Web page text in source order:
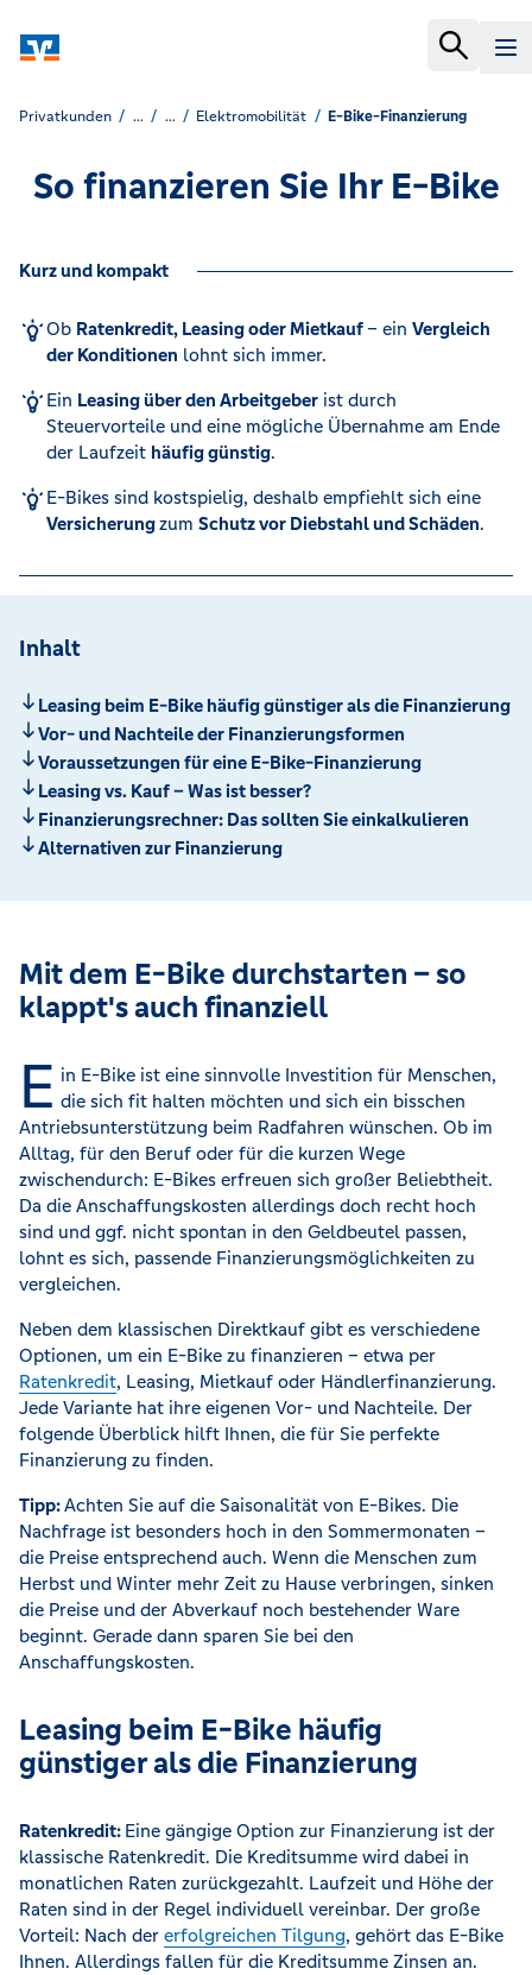
Privatkunden ... ... Elektromobilität E-Bike-Finanzierung
So finanzieren Sie Ihr E-Bike
Kurz und kompakt
Ob Ratenkredit, Leasing oder Mietkauf– ein Vergleich
der Konditionen lohnt sich immer.
Ein Leasing über den Arbeitgeberist durch
Steuervorteile und eine mögliche Übernahme am Ende
der Laufzeit häufig günstig.
E-Bikes sind kostspielig, deshalb empfiehlt sich eine
Versicherungzum Schutz vor Diebstahl und Schäden.
Inhalt
Leasing beim E-Bike häufig günstiger als die Finanzierung
Vor- und Nachteile der Finanzierungsformen
Voraussetzungen für eine E-Bike-Finanzierung
Leasing vs. Kauf – Was ist besser?
Finanzierungsrechner: Das sollten Sie einkalkulieren
Alternativen zur Finanzierung
Mit dem E-Bike durchstarten – so
klappt's auch finanziell
E in E-Bike ist eine sinnvolle Investition für Menschen,
die sich fit halten möchten und sich ein bisschen
Antriebsunterstützung beim Radfahren wünschen. Ob im
Alltag, für den Beruf oder für die kurzen Wege
zwischendurch: E-Bikes erfreuen sich großer Beliebtheit.
Da die Anschaffungskosten allerdings doch recht hoch
sind und ggf. nicht spontan in den Geldbeutel passen,
lohnt es sich, passende Finanzierungsmöglichkeiten zu
vergleichen.
Neben dem klassischen Direktkauf gibt es verschiedene
Optionen, um ein E-Bike zu finanzieren – etwa per
Ratenkredit, Leasing, Mietkauf oder Händlerfinanzierung.
Jede Variante hat ihre eigenen Vor- und Nachteile. Der
folgende Überblick hilft Ihnen, die für Sie perfekte
Finanzierung zu finden.
Tipp:Achten Sie auf die Saisonalität von E-Bikes. Die
Nachfrage ist besonders hoch in den Sommermonaten –
die Preise entsprechend auch. Wenn die Menschen zum
Herbst und Winter mehr Zeit zu Hause verbringen, sinken
die Preise und der Abverkauf noch bestehender Ware
beginnt. Gerade dann sparen Sie bei den
Anschaffungskosten.
Leasing beim E-Bike häufig
günstiger als die Finanzierung
Ratenkredit: Eine gängige Option zur Finanzierung ist der
klassische Ratenkredit. Die Kreditsumme wird dabei in
monatlichen Raten zurückgezahlt. Laufzeit und Höhe der
Raten sind in der Regel individuell vereinbar. Der große
Vorteil: Nach der erfolgreichen Tilgung, gehört das E-Bike
Ihnen. Allerdings fallen für die Kreditsumme Zinsen an.